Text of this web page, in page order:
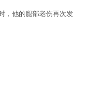
，他的腿部老伤再次发